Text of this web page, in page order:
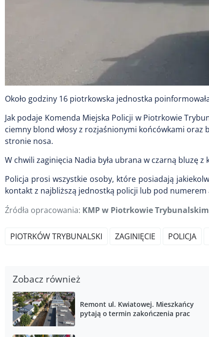
Około godziny 16 piotrkowska jednostka
Jak podaje Komenda Miejska Policji w Piotrkowie
ciemny blond włosy z rozjaśnionymi końcówkami oraz
stronie nosa.
W chwili zaginięcia Nadia była ubrana w czarną bluzę
Policja prosi wszystkie osoby, które posiadają
kontakt z najbliższą jednostką policji lub pod numerem
Źródła opracowania: KMP w Piotrkowie Trybunalskim
PIOTRKÓW TRYBUNALSKI ZAGINIĘCIE POLICJA
Zobacz również
Remont ul. Kwiatowej. Mieszkańcy
pytają o termin zakończenia prac